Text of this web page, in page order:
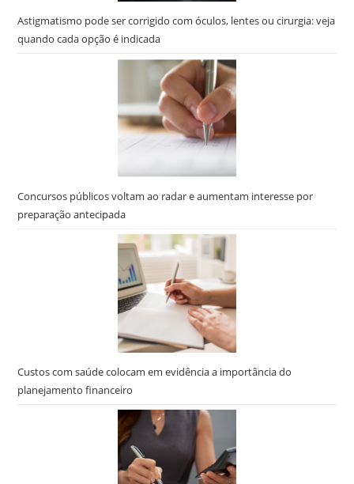
Astigmatismo pode ser corrigido com óculos, lentes ou cirurgia: veja
quando cada opção é indicada
Concursos públicos voltam ao radar e aumentam interesse por
preparação antecipada
Custos com saúde colocam em evidência a importância do
planejamento financeiro